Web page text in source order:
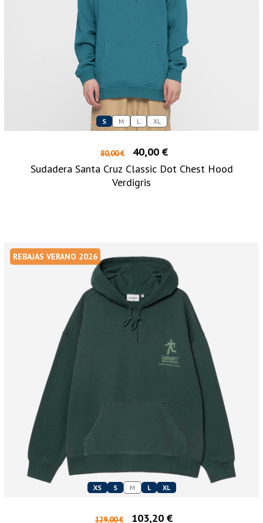
S M L XL
80,00 €
40,00 €
Sudadera Santa Cruz Classic Dot Chest Hood
Verdigris
REBAJAS VERANO 2026
XS S M L XL
129,00 € 103,20 €